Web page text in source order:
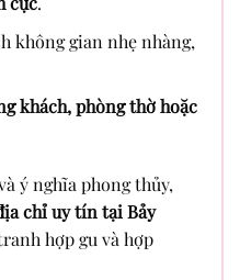
không gian nhẹ nhàng,
khách, phòng thờ hoặc
ý nghĩa phong thủy,
chỉ uy tín tại Bảy
hợp gu và hợp